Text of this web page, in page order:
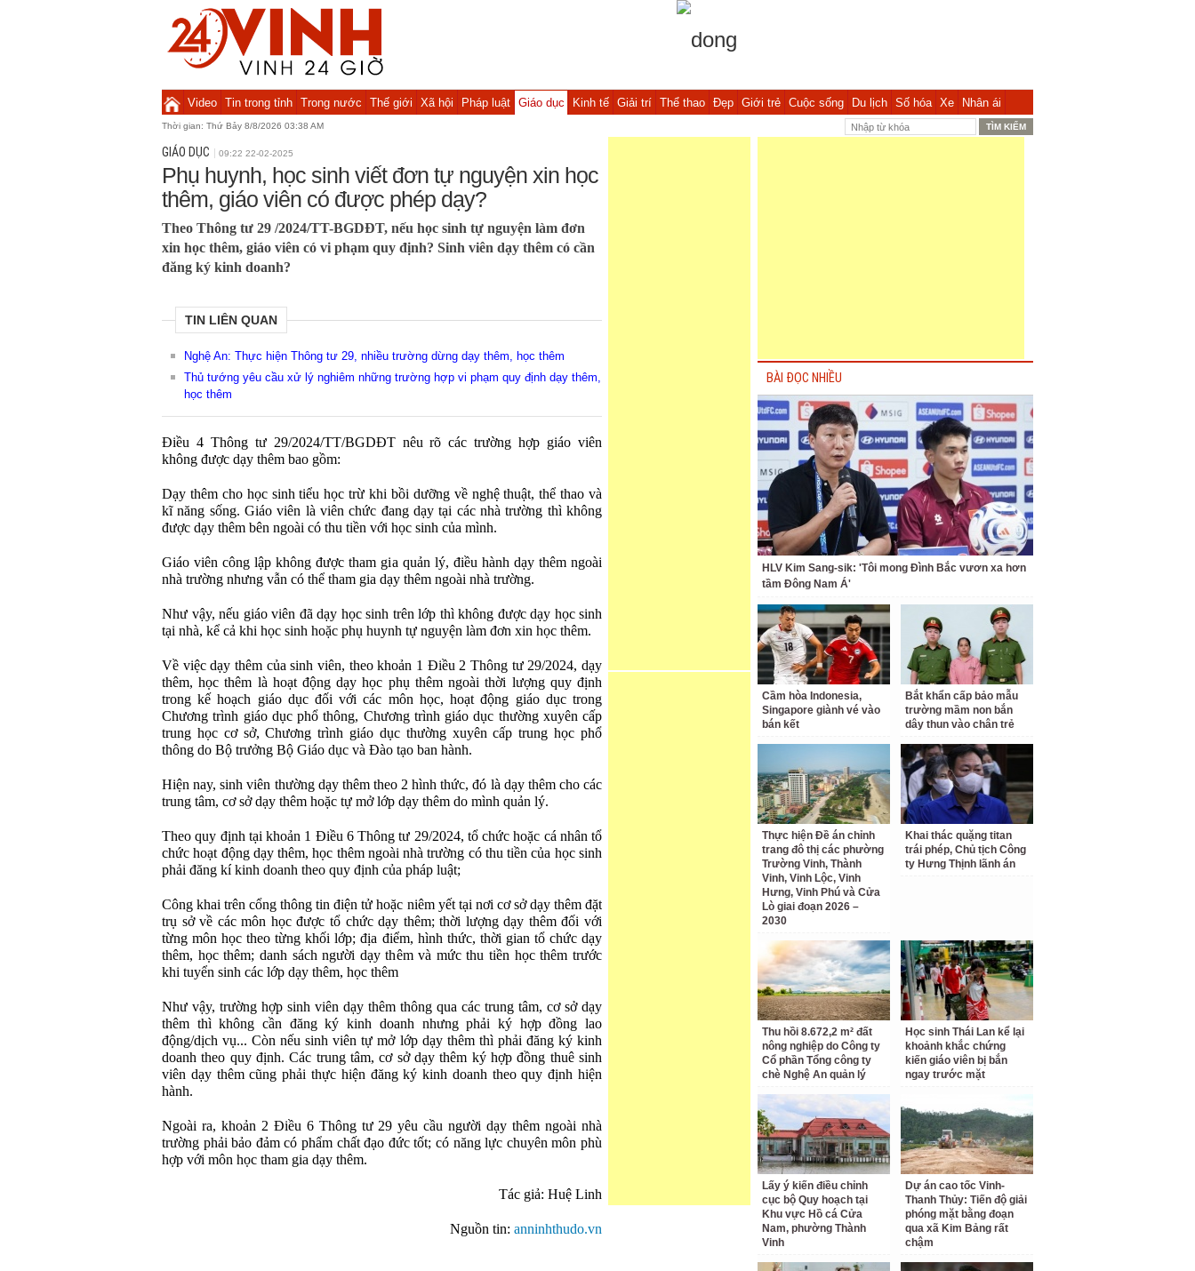
Video Tin trong tỉnh Trong nước Thế giới Xã hội Pháp luật Giáo dục Kinh tế Giải trí Thể thao Đẹp Giới trẻ Cuộc sống Du lịch Số hóa Xe Nhân ái
Thời gian: Thứ Bảy 8/8/2026 03:38 AM
GIÁO DỤC 09:22 22-02-2025
Phụ huynh, học sinh viết đơn tự nguyện xin học
thêm, giáo viên có được phép dạy?
Theo Thông tư 29 /2024/TT-BGDĐT, nếu học sinh tự nguyện làm đơn
xin học thêm, giáo viên có vi phạm quy định? Sinh viên dạy thêm có cần
đăng ký kinh doanh?
TIN LIÊN QUAN
Nghệ An: Thực hiện Thông tư 29, nhiều trường dừng dạy thêm, học thêm
Thủ tướng yêu cầu xử lý nghiêm những trường hợp vi phạm quy định dạy thêm,
học thêm
Điều 4 Thông tư 29/2024/TT/BGDĐT nêu rõ các trường hợp giáo viên
không được dạy thêm bao gồm:
Dạy thêm cho học sinh tiểu học trừ khi bồi dưỡng về nghệ thuật, thể thao và
kĩ năng sống. Giáo viên là viên chức đang dạy tại các nhà trường thì không
được dạy thêm bên ngoài có thu tiền với học sinh của mình.
Giáo viên công lập không được tham gia quản lý, điều hành dạy thêm ngoài
nhà trường nhưng vẫn có thể tham gia dạy thêm ngoài nhà trường.
Như vậy, nếu giáo viên đã dạy học sinh trên lớp thì không được dạy học sinh
tại nhà, kể cả khi học sinh hoặc phụ huynh tự nguyện làm đơn xin học thêm.
Về việc dạy thêm của sinh viên, theo khoản 1 Điều 2 Thông tư 29/2024, dạy
thêm, học thêm là hoạt động dạy học phụ thêm ngoài thời lượng quy định
trong kế hoạch giáo dục đối với các môn học, hoạt động giáo dục trong
Chương trình giáo dục phổ thông, Chương trình giáo dục thường xuyên cấp
trung học cơ sở, Chương trình giáo dục thường xuyên cấp trung học phổ
thông do Bộ trưởng Bộ Giáo dục và Đào tạo ban hành.
Hiện nay, sinh viên thường dạy thêm theo 2 hình thức, đó là dạy thêm cho các
trung tâm, cơ sở dạy thêm hoặc tự mở lớp dạy thêm do mình quản lý.
Theo quy định tại khoản 1 Điều 6 Thông tư 29/2024, tổ chức hoặc cá nhân tổ
chức hoạt động dạy thêm, học thêm ngoài nhà trường có thu tiền của học sinh
phải đăng kí kinh doanh theo quy định của pháp luật;
Công khai trên cổng thông tin điện tử hoặc niêm yết tại nơi cơ sở dạy thêm đặt
trụ sở về các môn học được tổ chức dạy thêm; thời lượng dạy thêm đối với
từng môn học theo từng khối lớp; địa điểm, hình thức, thời gian tổ chức dạy
thêm, học thêm; danh sách người dạy thêm và mức thu tiền học thêm trước
khi tuyển sinh các lớp dạy thêm, học thêm
Như vậy, trường hợp sinh viên dạy thêm thông qua các trung tâm, cơ sở dạy
thêm thì không cần đăng ký kinh doanh nhưng phải ký hợp đồng lao
động/dịch vụ... Còn nếu sinh viên tự mở lớp dạy thêm thì phải đăng ký kinh
doanh theo quy định. Các trung tâm, cơ sở dạy thêm ký hợp đồng thuê sinh
viên dạy thêm cũng phải thực hiện đăng ký kinh doanh theo quy định hiện
hành.
Ngoài ra, khoản 2 Điều 6 Thông tư 29 yêu cầu người dạy thêm ngoài nhà
trường phải bảo đảm có phẩm chất đạo đức tốt; có năng lực chuyên môn phù
hợp với môn học tham gia dạy thêm.
Tác giả: Huệ Linh
Nguồn tin: anninhthudo.vn
BÀI ĐỌC NHIỀU
HLV Kim Sang-sik: 'Tôi mong Đình Bắc vươn xa hơn
tầm Đông Nam Á'
Cầm hòa Indonesia,
Singapore giành vé vào
bán kết
Bắt khẩn cấp bảo mẫu
trường mầm non bắn
dây thun vào chân trẻ
Thực hiện Đề án chỉnh
trang đô thị các phường
Trường Vinh, Thành
Vinh, Vinh Lộc, Vinh
Hưng, Vinh Phú và Cửa
Lò giai đoạn 2026 –
2030
Khai thác quặng titan
trái phép, Chủ tịch Công
ty Hưng Thịnh lãnh án
Thu hồi 8.672,2 m² đất
nông nghiệp do Công ty
Cổ phần Tổng công ty
chè Nghệ An quản lý
Học sinh Thái Lan kể lại
khoảnh khắc chứng
kiến giáo viên bị bắn
ngay trước mặt
Lấy ý kiến điều chỉnh
cục bộ Quy hoạch tại
Khu vực Hồ cá Cửa
Nam, phường Thành
Vinh
Dự án cao tốc Vinh-
Thanh Thủy: Tiến độ giải
phóng mặt bằng đoạn
qua xã Kim Bảng rất
chậm